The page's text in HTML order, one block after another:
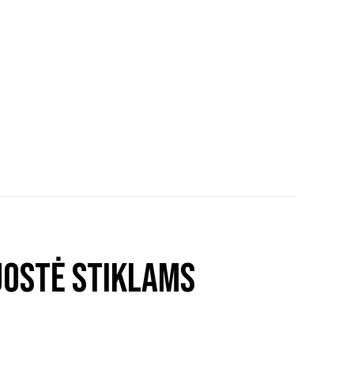
stiklams